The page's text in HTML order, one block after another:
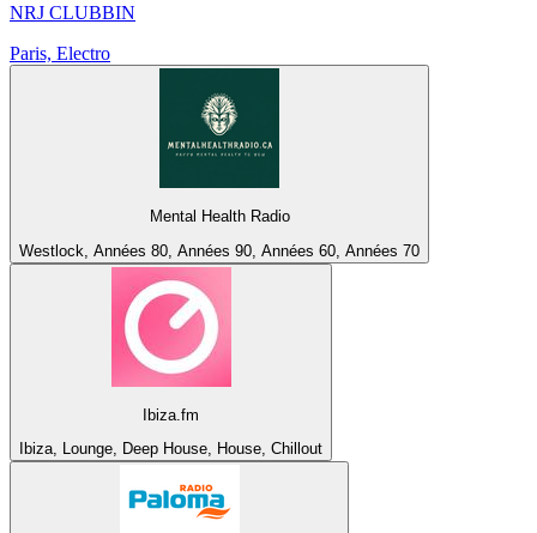
NRJ CLUBBIN
Paris, Electro
Mental Health Radio
Westlock, Années 80, Années 90, Années 60, Années 70
Ibiza.fm
Ibiza, Lounge, Deep House, House, Chillout